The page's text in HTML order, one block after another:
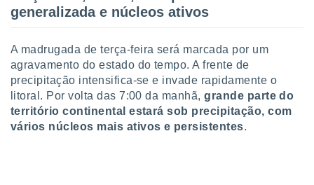
medir
dos
os
de
ou
de dados
fontes,
generalizada e núcleos ativos
A madrugada de terça-feira será marcada por um
agravamento do estado do tempo. A frente de
precipitação intensifica-se e invade rapidamente o
litoral. Por volta das 7:00 da manhã,grande parte do
território continental estará sob precipitação, com
vários núcleos mais ativos e persistentes.